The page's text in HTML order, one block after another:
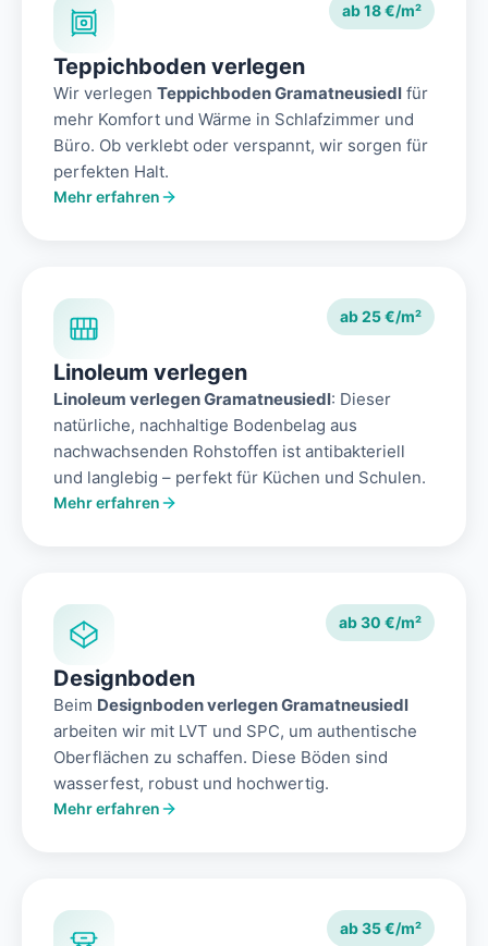
ab 18 €/m²
Teppichboden verlegen
Wir verlegen Teppichboden Gramatneusiedl für
mehr Komfort und Wärme in Schlafzimmer und
Büro. Ob verklebt oder verspannt, wir sorgen für
perfekten Halt.
Mehr erfahren
ab 25 €/m²
Linoleum verlegen
Linoleum verlegen Gramatneusiedl: Dieser
natürliche, nachhaltige Bodenbelag aus
nachwachsenden Rohstoffen ist antibakteriell
und langlebig – perfekt für Küchen und Schulen.
Mehr erfahren
ab 30 €/m²
Designboden
Beim Designboden verlegen Gramatneusiedl
arbeiten wir mit LVT und SPC, um authentische
Oberflächen zu schaffen. Diese Böden sind
wasserfest, robust und hochwertig.
Mehr erfahren
ab 35 €/m²